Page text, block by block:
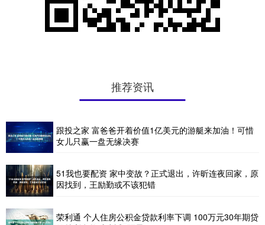
推荐资讯
跟投之家 富爸爸开着价值1亿美元的游艇来加油！可惜
女儿只赢一盘无缘决赛
51我也要配资 家中变故？正式退出，许昕连夜回家，原
因找到，王励勤或不该犯错
荣利通 个人住房公积金贷款利率下调 100万元30年期贷